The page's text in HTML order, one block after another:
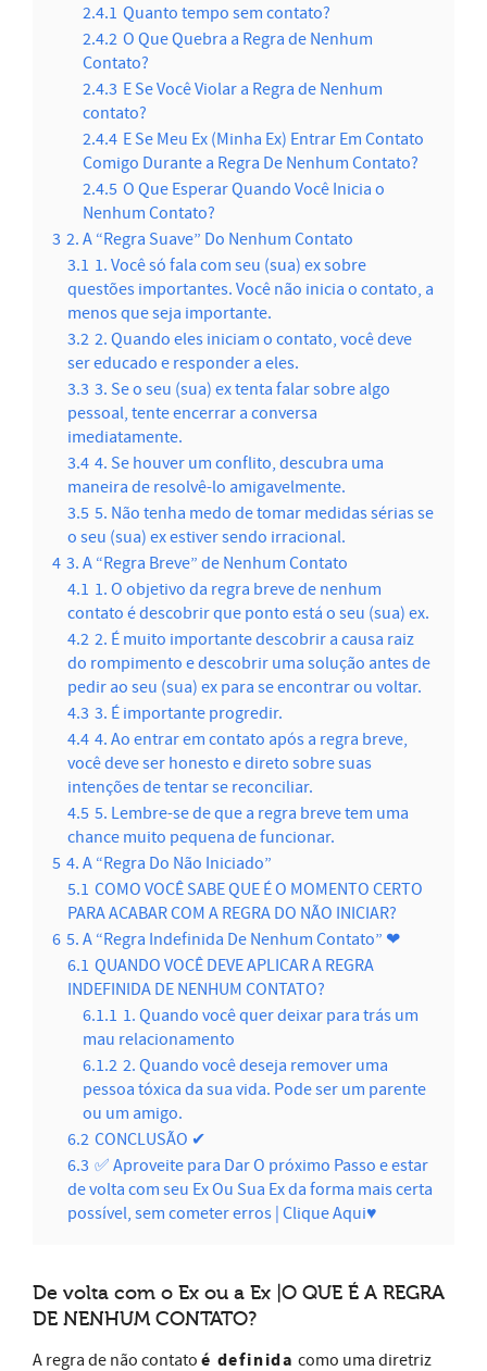
2.4.1 Quanto tempo sem contato?
2.4.2 O Que Quebra a Regra de Nenhum
Contato?
2.4.3 E Se Você Violar a Regra de Nenhum
contato?
2.4.4 E Se Meu Ex (Minha Ex) Entrar Em Contato
Comigo Durante a Regra De Nenhum Contato?
2.4.5 O Que Esperar Quando Você Inicia o
Nenhum Contato?
3 2. A “Regra Suave” Do Nenhum Contato
3.1 1. Você só fala com seu (sua) ex sobre
questões importantes. Você não inicia o contato, a
menos que seja importante.
3.2 2. Quando eles iniciam o contato, você deve
ser educado e responder a eles.
3.3 3. Se o seu (sua) ex tenta falar sobre algo
pessoal, tente encerrar a conversa
imediatamente.
3.4 4. Se houver um conflito, descubra uma
maneira de resolvê-lo amigavelmente.
3.5 5. Não tenha medo de tomar medidas sérias se
o seu (sua) ex estiver sendo irracional.
4 3. A “Regra Breve” de Nenhum Contato
4.1 1. O objetivo da regra breve de nenhum
contato é descobrir que ponto está o seu (sua) ex.
4.2 2. É muito importante descobrir a causa raiz
do rompimento e descobrir uma solução antes de
pedir ao seu (sua) ex para se encontrar ou voltar.
4.3 3. É importante progredir.
4.4 4. Ao entrar em contato após a regra breve,
você deve ser honesto e direto sobre suas
intenções de tentar se reconciliar.
4.5 5. Lembre-se de que a regra breve tem uma
chance muito pequena de funcionar.
5 4. A “Regra Do Não Iniciado”
5.1 COMO VOCÊ SABE QUE É O MOMENTO CERTO
PARA ACABAR COM A REGRA DO NÃO INICIAR?
6 5. A “Regra Indefinida De Nenhum Contato” ❤
6.1 QUANDO VOCÊ DEVE APLICAR A REGRA
INDEFINIDA DE NENHUM CONTATO?
6.1.1 1. Quando você quer deixar para trás um
mau relacionamento
6.1.2 2. Quando você deseja remover uma
pessoa tóxica da sua vida. Pode ser um parente
ou um amigo.
6.2 CONCLUSÃO ✔
6.3 ✅ Aproveite para Dar O próximo Passo e estar
de volta com seu Ex Ou Sua Ex da forma mais certa
possível, sem cometer erros | Clique Aqui♥
De volta com o Ex ou a Ex |O QUE É A REGRA
DE NENHUM CONTATO?
A regra de não contato é definida como uma diretriz